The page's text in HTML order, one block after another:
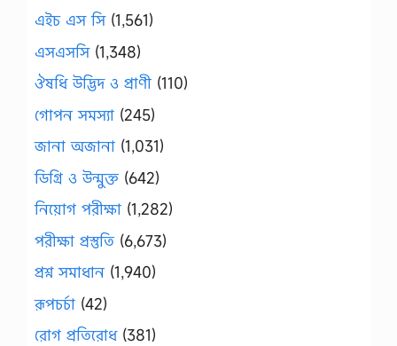
এইচ এস সি(1,561)
এসএসসি(1,348)
ঔষধি উদ্ভিদ ও প্রাণী (110)
গোপন সমস্যা (245)
জানা অজানা (1,031)
ডিগ্রি ও উন্মুক্ত (642)
নিয়োগ পরীক্ষা (1,282)
পরীক্ষা প্রস্তুতি (6,673)
প্রশ্ন সমাধান (1,940)
রূপচর্চা (42)
রোগ প্রতিরোধ(381)